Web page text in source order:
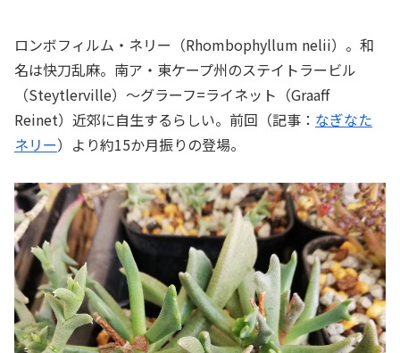
ロンボフィルム・ネリー（Rhombophyllum nelii）。和
名は快刀乱麻。南ア・東ケープ州のステイトラービル
（Steytlerville）～グラーフ=ライネット（Graaff
Reinet）近郊に自生するらしい。前回（記事： なぎなた
ネリー）より約15か月振りの登場。